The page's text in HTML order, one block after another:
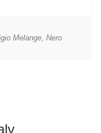
Melange, Nero